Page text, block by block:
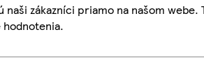
naši zákazníci priamo na našom webe.